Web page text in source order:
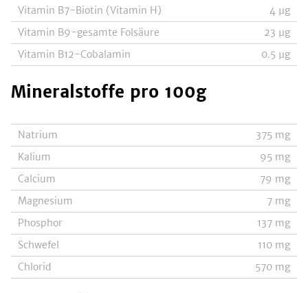
Vitamin B7-Biotin (Vitamin H)
4 µg
Vitamin B9-gesamte Folsäure
23 µg
Vitamin B12-Cobalamin
0.5 µg
Mineralstoffe pro 100g
Natrium 375 mg
Kalium
95 mg
Calcium
79 mg
Magnesium
7 mg
Phosphor
137 mg
Schwefel
110 mg
Chlorid
570 mg